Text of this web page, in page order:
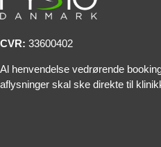
CVR: 33600402
Al henvendelse vedrørende
aflysninger skal ske direkte til